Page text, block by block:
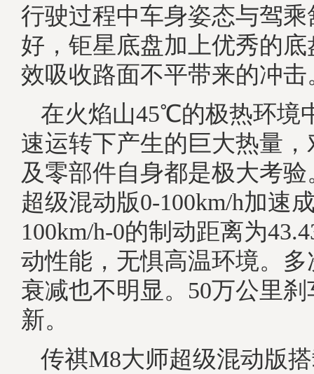
行驶过程中车身姿态与驾
好，钜星底盘加上优秀的
效吸收路面不平带来的冲击
在火焰山45℃的极热环境
速运转下产生的巨大热量
及零部件自身都是极大考
超级混动版0-100km/h加速
100km/h-0的制动距离为
动性能，无惧高温环境。
衰减也不明显。50万公里
新。
传祺M8大师超级混动版